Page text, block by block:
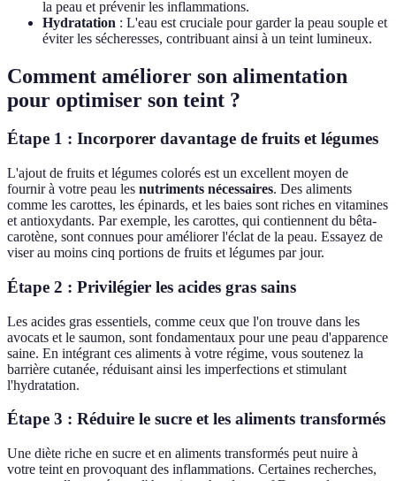
la peau et prévenir les inflammations.
Hydratation : L'eau est cruciale pour garder la peau souple et
éviter les sécheresses, contribuant ainsi à un teint lumineux.
Comment améliorer son alimentation
pour optimiser son teint ?
Étape 1 : Incorporer davantage de fruits et légumes
L'ajout de fruits et légumes colorés est un excellent moyen de
fournir à votre peau les nutriments nécessaires. Des aliments
comme les carottes, les épinards, et les baies sont riches en vitamines
et antioxydants. Par exemple, les carottes, qui contiennent du bêta-
carotène, sont connues pour améliorer l'éclat de la peau. Essayez de
viser au moins cinq portions de fruits et légumes par jour.
Étape 2 : Privilégier les acides gras sains
Les acides gras essentiels, comme ceux que l'on trouve dans les
avocats et le saumon, sont fondamentaux pour une peau d'apparence
saine. En intégrant ces aliments à votre régime, vous soutenez la
barrière cutanée, réduisant ainsi les imperfections et stimulant
l'hydratation.
Étape 3 : Réduire le sucre et les aliments transformés
Une diète riche en sucre et en aliments transformés peut nuire à
votre teint en provoquant des inflammations. Certaines recherches,